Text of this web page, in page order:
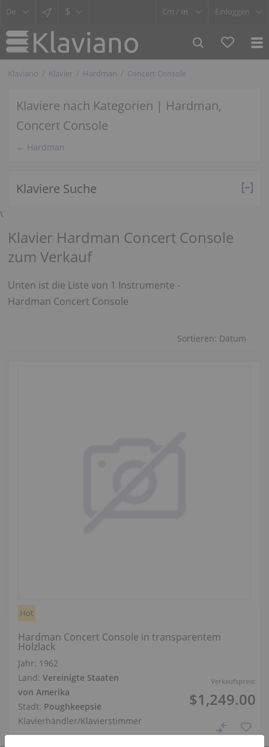
$ Cm / In Einloggen
Klaviano Klavier Hardman Concert Console
Klaviere nach Kategorien | Hardman,
Concert Console
← Hardman
Klaviere Suche
\
Klavier Hardman Concert Console
zum Verkauf
Unten ist die Liste von 1 Instrumente -
Hardman Concert Console
Sortieren: Datum
Verkaufspreis:
$1,249.00
Hot
Hardman Concert Console in transparentem
Holzlack
Jahr: 1962
Land: Vereinigte Staaten
von Amerika
Stadt: Poughkeepsie
Klavierhändler/Klavierstimmer